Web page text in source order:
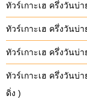
ทัวร์เกาะเฮ ครึ่งวันบ่
ทัวร์เกาะเฮ ครึ่งวันบ่
ทัวร์เกาะเฮ ครึ่งวันบ่
ทัวร์เกาะเฮ ครึ่งวันบ่
ดิ่ง )